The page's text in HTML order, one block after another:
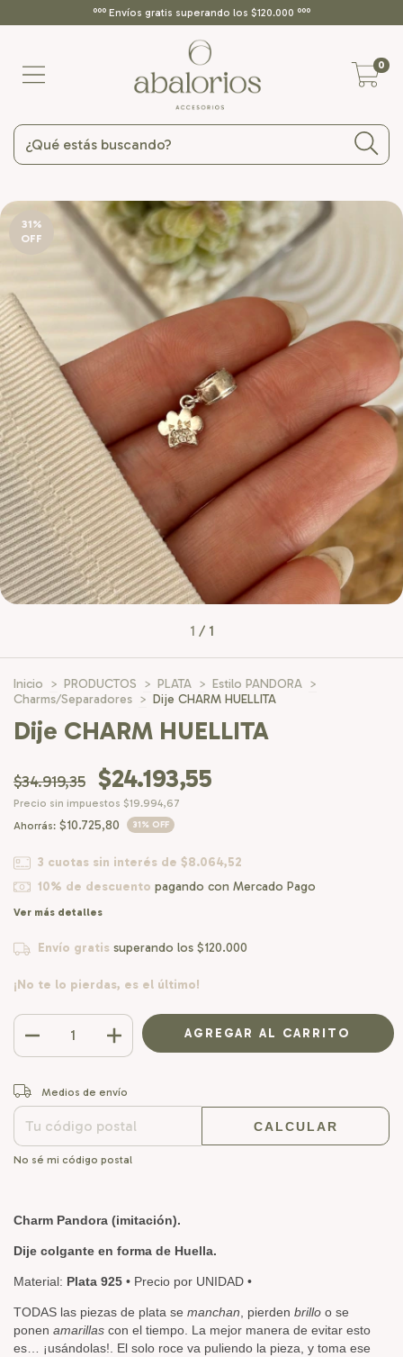
ººº Envíos gratis superando los $120.000 ººº
0
31%
OFF
1 / 1
Inicio > PRODUCTOS > PLATA > Estilo PANDORA >
Charms/Separadores > Dije CHARM HUELLITA
Dije CHARM HUELLITA
$34.919,35 $24.193,55
Precio sin impuestos $19.994,67
Ahorrás: $10.725,80 31% OFF
3 cuotas sin interés de $8.064,52
10% de descuento pagando con Mercado Pago
Ver más detalles
Envío gratis superando los $120.000
¡No te lo pierdas, es el último!
Entregas para el CP:
Medios de envío
CALCULAR
No sé mi código postal
Charm Pandora (imitación).
Dije colgante en forma de Huella.
Material: Plata 925 • Precio por UNIDAD •
TODAS las piezas de plata se manchan , pierden brillo o se
ponen amarillas con el tiempo. La mejor manera de evitar esto
es… ¡usándolas!. El solo roce va puliendo la pieza, y toma ese